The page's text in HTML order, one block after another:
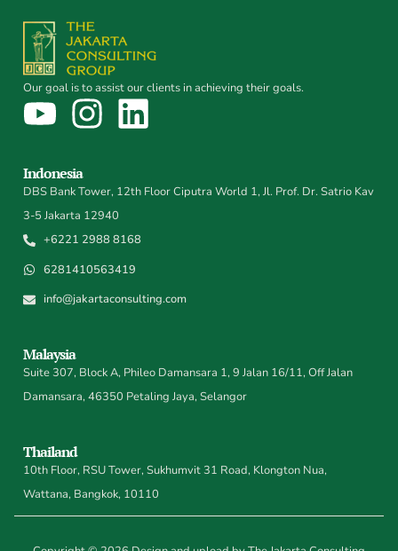
Our goal is to assist our clients in achieving their goals.
Indonesia
DBS Bank Tower, 12th Floor Ciputra World 1, Jl. Prof. Dr. Satrio Kav
3-5 Jakarta 12940
+6221 2988 8168
6281410563419
info@jakartaconsulting.com
Malaysia
Suite 307, Block A, Phileo Damansara 1, 9 Jalan 16/11, Off Jalan
Damansara, 46350 Petaling Jaya, Selangor
Thailand
10th Floor, RSU Tower, Sukhumvit 31 Road, Klongton Nua,
Wattana, Bangkok, 10110